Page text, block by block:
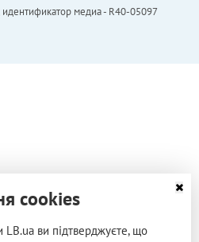
медиа - R40-05097
cookies
ви підтверджуєте, що